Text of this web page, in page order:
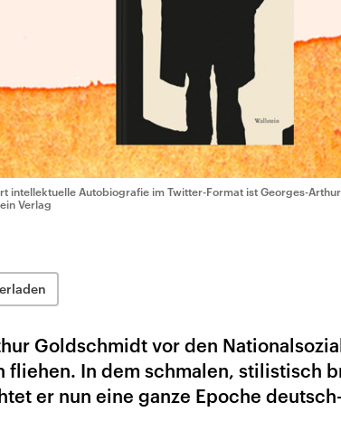
intellektuelle Autobiografie im Twitter-Format ist Georges-
Verlag
Goldschmidt vor den
fliehen. In dem schmalen, stilistisch
er nun eine ganze Epoche